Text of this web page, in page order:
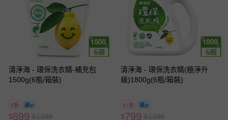
區，可能會無法配送，或須依據商品需加收離島運費。廠商
亦保留出貨與否的權利。離島、偏遠地區、樓層親送等加價
費用，可能會另需加收。
商品實際的配達日期，可於訂單個人資料內的查詢訂單內，
已出貨通知之訊息為主。
如您收到商品，請依正常流程檢查是否完好，若商品遇瑕疵
情形，您可申請更換新品或退貨，請見：退貨的辦理流程
式、折價券與購物金的使用、退貨及商品運送方式等有疑
問，你可詳見：
媽咪愛客服中心。
清淨海 - 環保洗衣精-補充包
1500g(6瓶/箱裝)
5折
$699 $1399
清淨海 - 環保洗衣精(極淨升
級)1800g(6瓶/箱裝)
57折
$799 $1399